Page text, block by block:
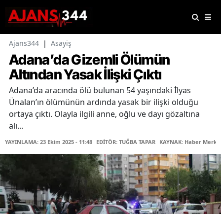
Ajans344 | Asayiş
Adana’da Gizemli Ölümün
Altından Yasak İlişki Çıktı
Adana’da aracında ölü bulunan 54 yaşındaki İlyas
Ünalan’ın ölümünün ardında yasak bir ilişki olduğu
ortaya çıktı. Olayla ilgili anne, oğlu ve dayı gözaltına
alı...
YAYINLAMA: 23 Ekim 2025 - 11:48 EDİTÖR: TUĞBA TAPAR KAYNAK: Haber